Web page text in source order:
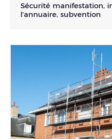
Sécurité manifestation,
l'annuaire, subvention